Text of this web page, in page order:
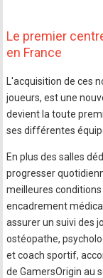
Le premier
en France
L'acquisition de ces
joueurs, est une
devient la toute
ses différentes
En plus des salles
progresser
meilleures
encadrement
assurer un suivi des
ostéopathe,
et coach sportif,
de GamersOrigin au